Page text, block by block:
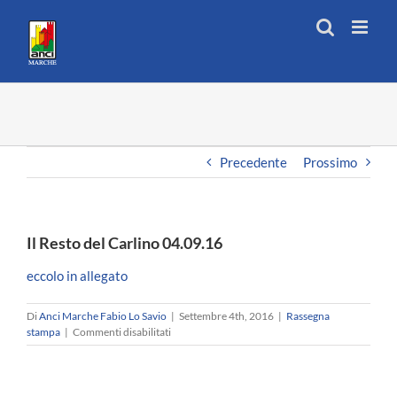
contenuto
Precedente Prossimo
Il Resto del Carlino 04.09.16
eccolo in allegato
DiAnci Marche Fabio Lo Savio | Settembre 4th, 2016 | Rassegna
stampa | Commenti disabilitatisu
Il